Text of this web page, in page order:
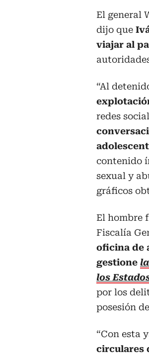
El general
dijo que
viajar al
“Al
redes
contenido
sexual y
gráficos
El hombre
Fiscalía
oficina de
gestione
los
por los
posesión
“Con esta
circulares